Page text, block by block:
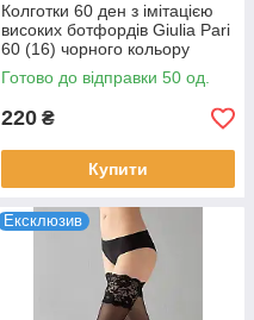
Колготки 60 ден з імітацією
високих ботфордів Giulia Pari
60 (16) чорного кольору
розмір 2 3 4
Готово до відправки 50 од.
220 ₴
Купити
Ексклюзив